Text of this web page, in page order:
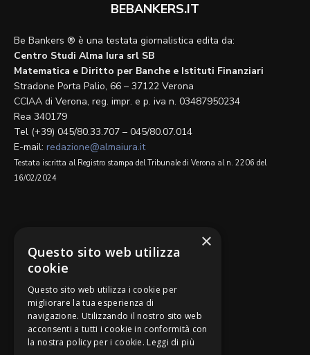
BEBANKERS.IT
Be Bankers ® è una testata giornalistica edita da:
Centro Studi Alma Iura srl SB
Matematica e Diritto per Banche e Istituti Finanziari
Stradone Porta Palio, 66 – 37122 Verona
CCIAA di Verona, reg. impr. e p. iva n. 03487950234
Rea 340179
Tel (+39) 045/80.33.707 – 045/80.07.014
E-mail: redazione@almaiura.it
Testata iscritta al Registro stampa del Tribunale di Verona al n. 2206 del
16/02/2024
Be Bankers è ideato da
×
Questo sito web utilizza
cookie
Questo sito web utilizza i cookie per
migliorare la tua esperienza di
navigazione. Utilizzando il nostro sito web
acconsenti a tutti i cookie in conformità con
la nostra policy per i cookie. Leggi di più